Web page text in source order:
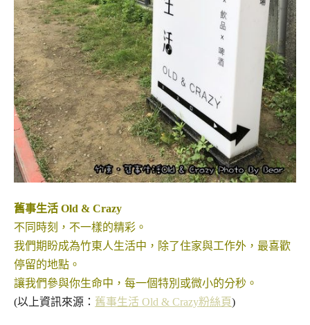
舊事生活 Old & Crazy
不同時刻，不一樣的精彩。
我們期盼成為竹東人生活中，除了住家與工作外，最喜歡
停留的地點。
讓我們參與你生命中，每一個特別或微小的分秒。
(以上資訊來源： 舊事生活 Old & Crazy粉絲頁)